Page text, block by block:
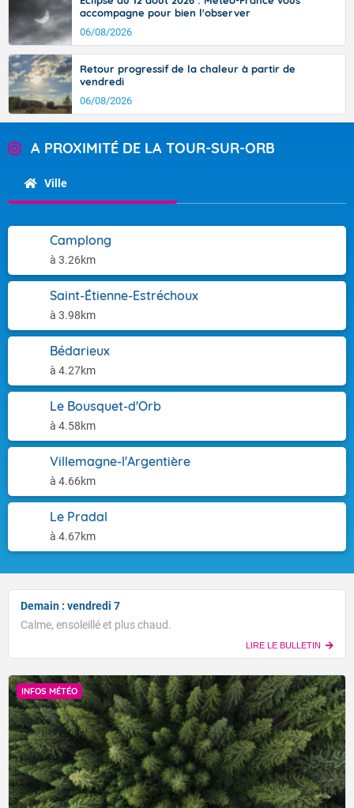
accompagne pour bien l'observer
06/08/2026
Retour progressif de la chaleur à partir de
vendredi
06/08/2026
A PROXIMITÉ DE LA TOUR-SUR-ORB
Ville
Camplong
à 3.26km
Saint-Étienne-Estréchoux
à 3.98km
Bédarieux
à 4.27km
Le Bousquet-d'Orb
à 4.58km
Villemagne-l'Argentière
à 4.66km
Le Pradal
à 4.67km
Demain : vendredi 7
Calme, ensoleillé et plus chaud.
LIRE LE BULLETIN
INFOS MÉTÉO